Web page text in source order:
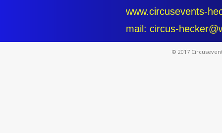
www.circusevents-hecker.de
mail: circus-hecker@web.de
© 2017